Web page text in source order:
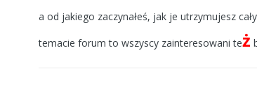
a od jakiego zaczynałeś, jak je utrzymujesz
temacie forum to wszyscy zainteresowani też